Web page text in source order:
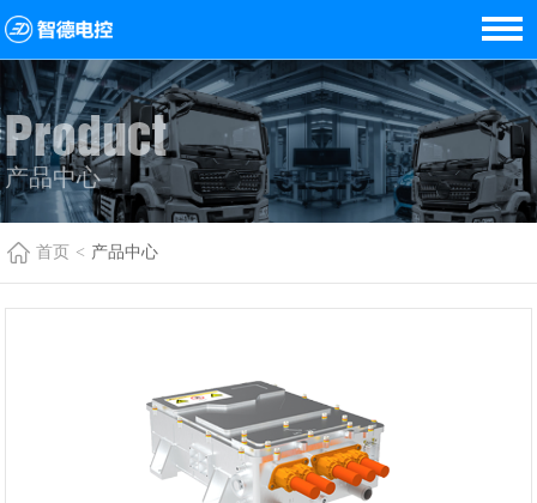
Product
产品中心
首页 < 产品中心